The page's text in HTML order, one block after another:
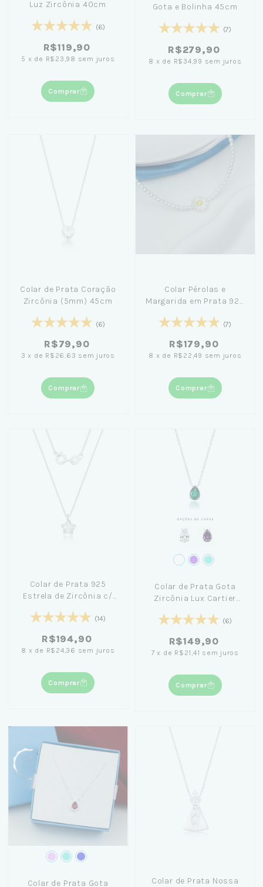
Luz Zircônia 40cm
(6)
R$119,90
5 x de R$23,98 sem juros
Comprar
Gota e Bolinha 45cm
(7)
R$279,90
8 x de R$34,99 sem juros
Comprar
Colar de Prata Coração
Zircônia (5mm) 45cm
(6)
R$79,90
3 x de R$26,63 sem juros
Comprar
Colar Pérolas e
Margarida em Prata 925
(7)
R$179,90
8 x de R$22,49 sem juros
Comprar
Colar de Prata 925
Estrela de Zircônia c/
(14)
R$194,90
8 x de R$24,36 sem juros
Comprar
Colar de Prata Gota
Zircônia Lux Cartier
(6)
R$149,90
7 x de R$21,41 sem juros
Comprar
Colar de Prata Gota
Colar de Prata Nossa